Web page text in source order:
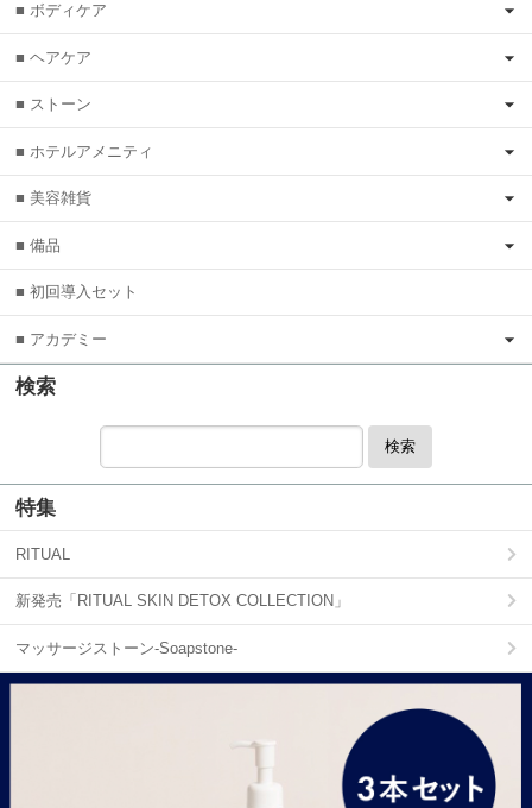
■ ボディケア
■ ヘアケア
■ ストーン
■ ホテルアメニティ
■ 美容雑貨
■ 備品
■ 初回導入セット
■ アカデミー
検索
検索
特集
RITUAL
新発売「RITUAL SKIN DETOX COLLECTION」
マッサージストーン-Soapstone-